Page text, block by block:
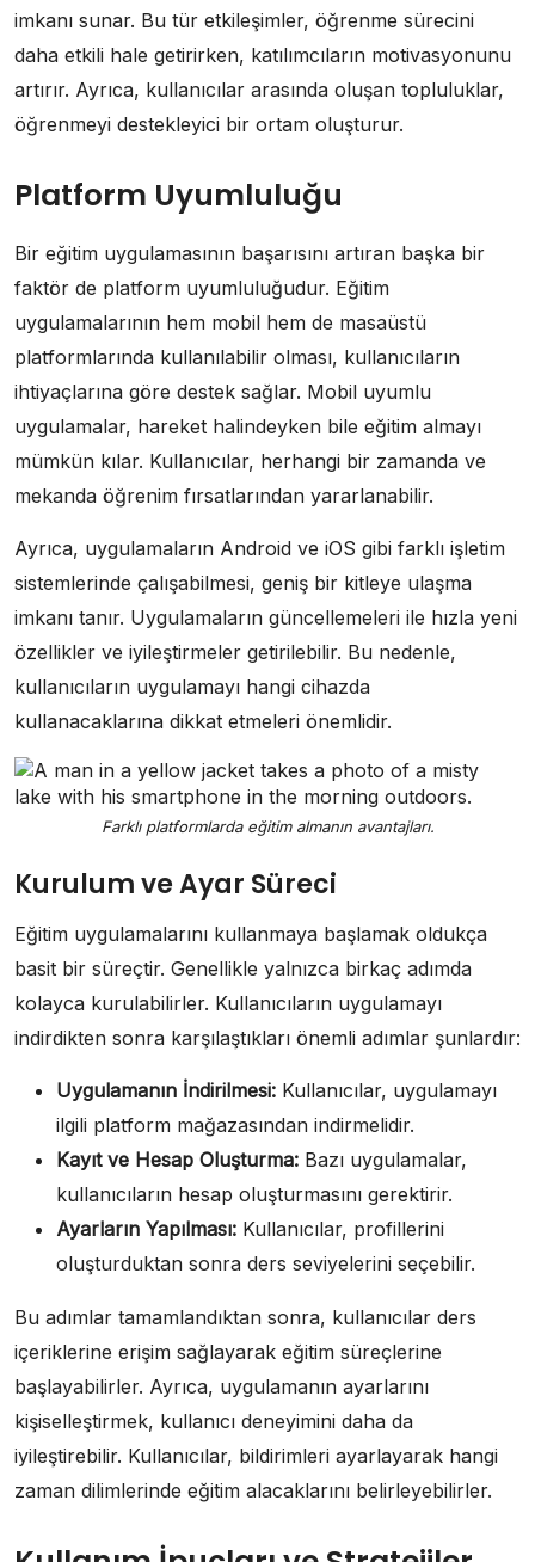
imkanı sunar. Bu tür etkileşimler, öğrenme sürecini
daha etkili hale getirirken, katılımcıların motivasyonunu
artırır. Ayrıca, kullanıcılar arasında oluşan topluluklar,
öğrenmeyi destekleyici bir ortam oluşturur.
Platform Uyumluluğu
Bir eğitim uygulamasının başarısını artıran başka bir
faktör de platform uyumluluğudur. Eğitim
uygulamalarının hem mobil hem de masaüstü
platformlarında kullanılabilir olması, kullanıcıların
ihtiyaçlarına göre destek sağlar. Mobil uyumlu
uygulamalar, hareket halindeyken bile eğitim almayı
mümkün kılar. Kullanıcılar, herhangi bir zamanda ve
mekanda öğrenim fırsatlarından yararlanabilir.
Ayrıca, uygulamaların Android ve iOS gibi farklı işletim
sistemlerinde çalışabilmesi, geniş bir kitleye ulaşma
imkanı tanır. Uygulamaların güncellemeleri ile hızla yeni
özellikler ve iyileştirmeler getirilebilir. Bu nedenle,
kullanıcıların uygulamayı hangi cihazda
kullanacaklarına dikkat etmeleri önemlidir.
Farklı platformlarda eğitim almanın avantajları.
Kurulum ve Ayar Süreci
Eğitim uygulamalarını kullanmaya başlamak oldukça
basit bir süreçtir. Genellikle yalnızca birkaç adımda
kolayca kurulabilirler. Kullanıcıların uygulamayı
indirdikten sonra karşılaştıkları önemli adımlar şunlardır:
Uygulamanın İndirilmesi: Kullanıcılar, uygulamayı
ilgili platform mağazasından indirmelidir.
Kayıt ve Hesap Oluşturma: Bazı uygulamalar,
kullanıcıların hesap oluşturmasını gerektirir.
Ayarların Yapılması: Kullanıcılar, profillerini
oluşturduktan sonra ders seviyelerini seçebilir.
Bu adımlar tamamlandıktan sonra, kullanıcılar ders
içeriklerine erişim sağlayarak eğitim süreçlerine
başlayabilirler. Ayrıca, uygulamanın ayarlarını
kişiselleştirmek, kullanıcı deneyimini daha da
iyileştirebilir. Kullanıcılar, bildirimleri ayarlayarak hangi
zaman dilimlerinde eğitim alacaklarını belirleyebilirler.